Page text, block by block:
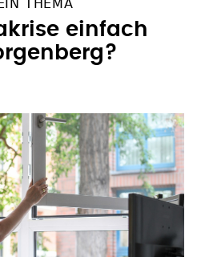
einfach